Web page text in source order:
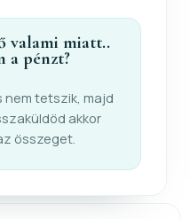
valami miatt..
a pénzt?
nem tetszik, majd
akkor
összeget.